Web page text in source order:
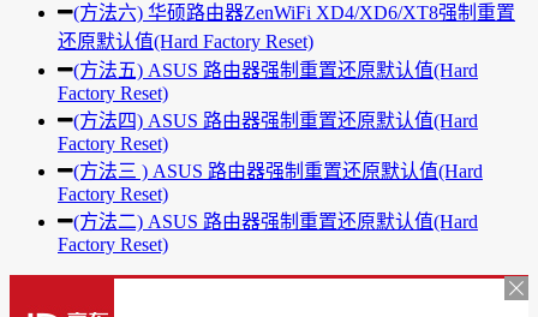
(方法六) 华硕路由器ZenWiFi XD4/XD6/XT8强制重置
还原默认值(Hard Factory Reset)
(方法五) ASUS 路由器强制重置还原默认值(Hard
Factory Reset)
(方法四) ASUS 路由器强制重置还原默认值(Hard
Factory Reset)
(方法三 ) ASUS 路由器强制重置还原默认值(Hard
Factory Reset)
(方法二) ASUS 路由器强制重置还原默认值(Hard
Factory Reset)